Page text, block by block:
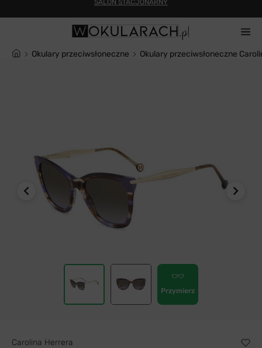
Okulary przeciwsłoneczne Okulary przeciwsłoneczne
Przymierz
Carolina Herrera